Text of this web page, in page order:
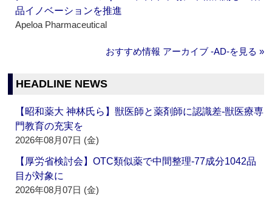
品イノベーションを推進
Apeloa Pharmaceutical
おすすめ情報 アーカイブ ‐AD‐を見る »
HEADLINE NEWS
【昭和薬大 神林氏ら】獣医師と薬剤師に認識差‐獣医療専
門教育の充実を
2026年08月07日 (金)
【厚労省検討会】OTC類似薬で中間整理‐77成分1042品
目が対象に
2026年08月07日 (金)